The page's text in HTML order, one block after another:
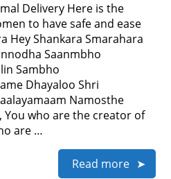
Delivery Here is the
to have safe and ease
Hey Shankara Smarahara
Saanmbho
Sambho
Dhayaloo Shri
Namosthe
You who are the creator of
are …
Read more